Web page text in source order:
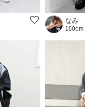
なみ
160cm